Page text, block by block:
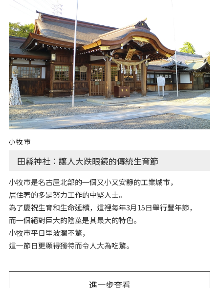
小牧市
田縣神社：讓人大跌眼鏡的傳統生育節
小牧市是名古屋北部的一個又小又安靜的工業城市，
居住著的多是努力工作的中堅人士。
為了慶祝生育和生命延續，這裡每年3月15日舉行豐年節，
而一個絕對巨大的陰莖是其最大的特色。
小牧市平日里波瀾不驚，
這一節日更顯得獨特而令人大為吃驚。
進一步查看